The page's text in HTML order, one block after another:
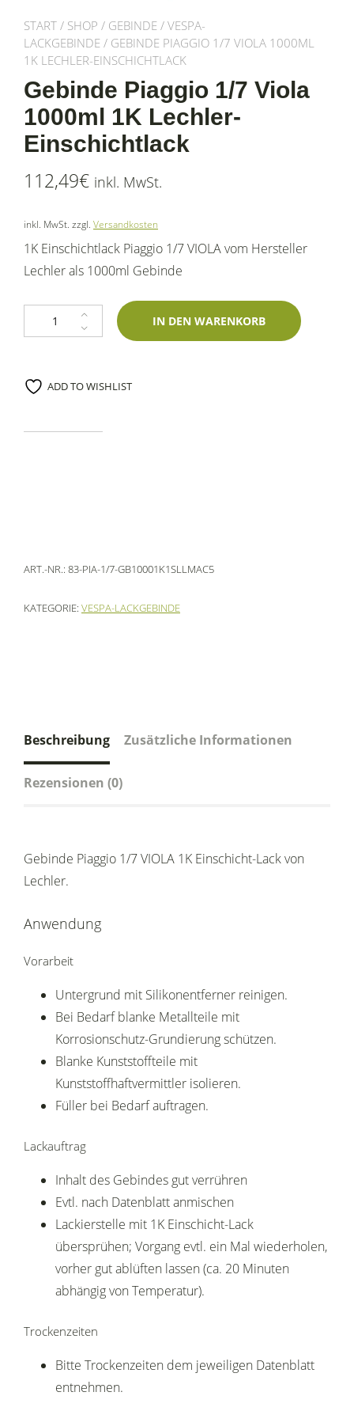
START / SHOP / GEBINDE / VESPA-
LACKGEBINDE / GEBINDE PIAGGIO 1/7 VIOLA 1000ML
1K LECHLER-EINSCHICHTLACK
Gebinde Piaggio 1/7 Viola
1000ml 1K Lechler-
Einschichtlack
112,49€ inkl. MwSt.
inkl. MwSt. zzgl. Versandkosten
1K Einschichtlack Piaggio 1/7 VIOLA vom Hersteller
Lechler als 1000ml Gebinde
Gebinde Piaggio 1/7 Viola 1000ml 1K Lechler-Einschichtlack Menge
IN DEN WARENKORB
ADD TO WISHLIST
ART.-NR.: 83-PIA-1/7-GB10001K1SLLMAC5
KATEGORIE: VESPA-LACKGEBINDE
Beschreibung Zusätzliche Informationen
Rezensionen (0)
Gebinde Piaggio 1/7 VIOLA 1K Einschicht-Lack von
Lechler.
Anwendung
Vorarbeit
Untergrund mit Silikonentferner reinigen.
Bei Bedarf blanke Metallteile mit
Korrosionschutz-Grundierung schützen.
Blanke Kunststoffteile mit
Kunststoffhaftvermittler isolieren.
Füller bei Bedarf auftragen.
Lackauftrag
Inhalt des Gebindes gut verrühren
Evtl. nach Datenblatt anmischen
Lackierstelle mit 1K Einschicht-Lack
übersprühen; Vorgang evtl. ein Mal wiederholen,
vorher gut ablüften lassen (ca. 20 Minuten
abhängig von Temperatur).
Trockenzeiten
Bitte Trockenzeiten dem jeweiligen Datenblatt
entnehmen.